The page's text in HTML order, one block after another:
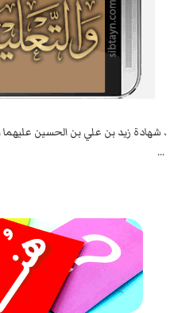
السبايا عند يزيد شهادة زيد بن علي
واخماد انقلابه ...